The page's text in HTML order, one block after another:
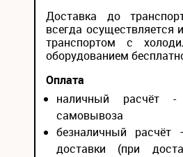
Доставка до
всегда осуществляется
транспортом с
оборудованием
Оплата
наличный расчёт
самовывоза
безналичный расчёт
доставки (при